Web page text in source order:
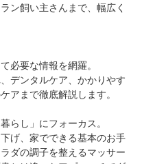
ン飼い主さんまで、幅広く
必要な情報を網羅。
デンタルケア、かかりやす
アまで徹底解説します。
らし」にフォーカス。
げ、家でできる基本のお手
ダの調子を整えるマッサー